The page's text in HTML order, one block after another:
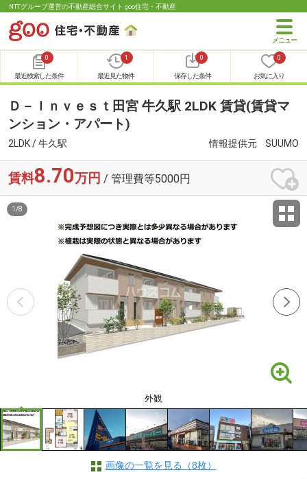
NTTグループ運営の不動産総合サイト goo住宅・不動産
0
最近検索した条件
1
最近見た物件
0
保存した条件
0
お気に入り
Ｄ－Ｉｎｖｅｓｔ田宮 牛久駅 2LDK 賃貸(賃貸マ
ンション・アパート)
2LDK / 牛久駅 情報提供元 SUUMO
賃料8.70万円 / 管理費等5000円
外観
1 /8
画像の一覧を見る（8枚）